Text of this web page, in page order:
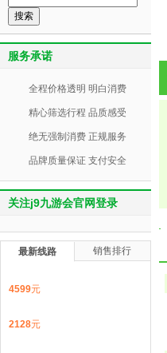
服务承诺
全程价格透明 明白消费
精心筛选行程 品质感受
绝无强制消费 正规服务
品牌质量保证 支付安全
关注j9九游会官网登录
最新线路 销售排行
4599元
2128元